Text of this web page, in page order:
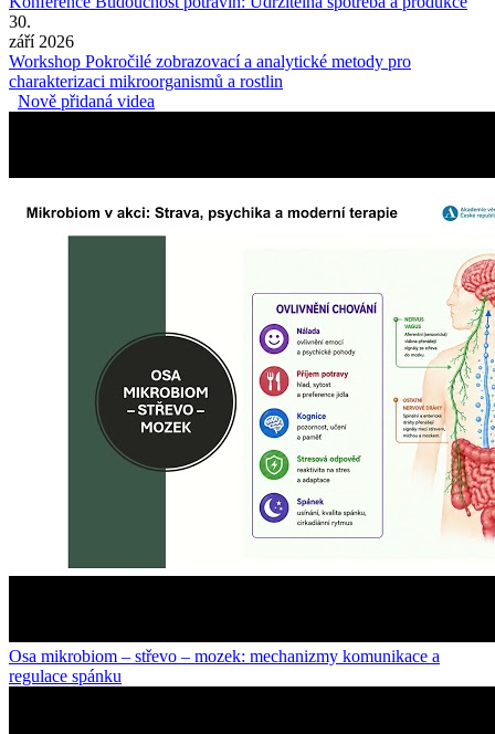
30.
září 2026
Workshop Pokročilé zobrazovací a analytické metody pro
charakterizaci mikroorganismů a rostlin
Nově přidaná videa
Osa mikrobiom – střevo – mozek: mechanizmy komunikace a
regulace spánku